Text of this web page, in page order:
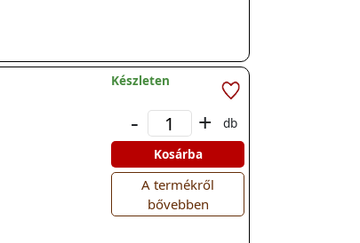
Készleten
- +
db
Kosárba
A termékről
bővebben